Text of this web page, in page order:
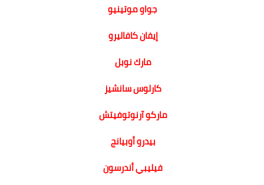
جواو موتينيو
إيفان كافاليرو
مارك نوبل
كارلوس سانشيز
ماركو آرنوتوفيتش
بيدرو أوبيانج
فيليبي أندرسون